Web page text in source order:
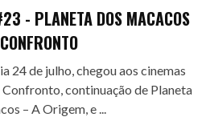
- PLANETA DOS MACACOS
24 de julho, chegou aos cinemas
continuação de Planeta
– A Origem, e ...